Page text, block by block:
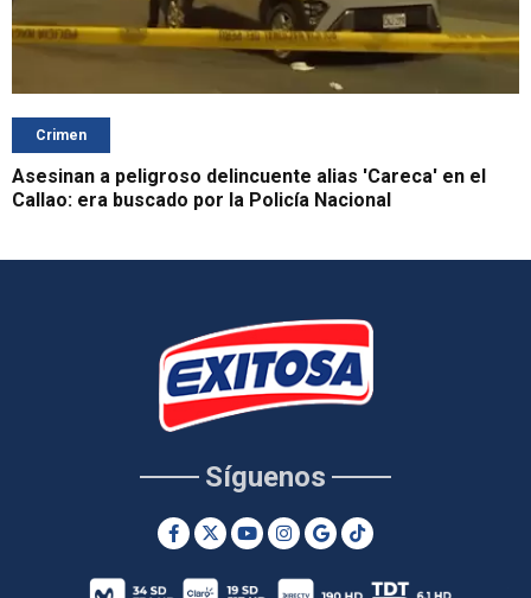
Crimen
Asesinan a peligroso delincuente alias 'Careca' en el
Callao: era buscado por la Policía Nacional
Síguenos